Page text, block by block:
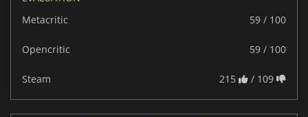
Metacritic
59 / 100
Opencritic 59 / 100
Steam 215 / 109